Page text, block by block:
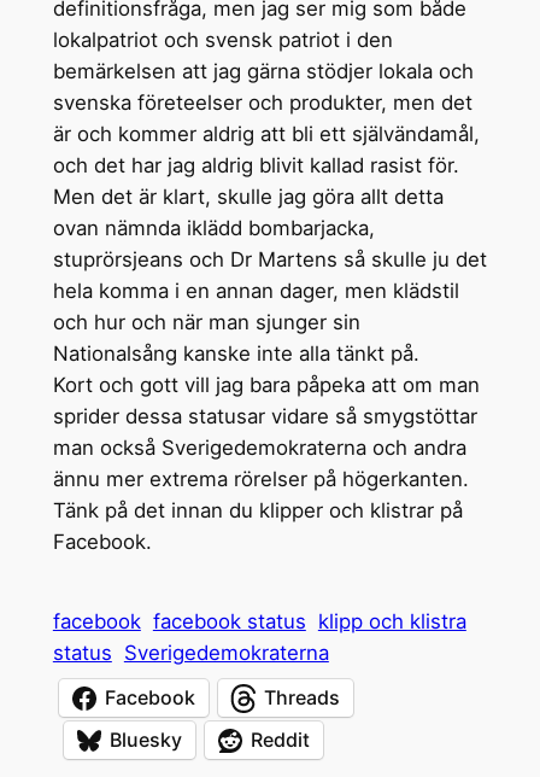
definitionsfråga, men jag ser mig som både
lokalpatriot och svensk patriot i den
bemärkelsen att jag gärna stödjer lokala och
svenska företeelser och produkter, men det
är och kommer aldrig att bli ett självändamål,
och det har jag aldrig blivit kallad rasist för.
Men det är klart, skulle jag göra allt detta
ovan nämnda iklädd bombarjacka,
stuprörsjeans och Dr Martens så skulle ju det
hela komma i en annan dager, men klädstil
och hur och när man sjunger sin
Nationalsång kanske inte alla tänkt på.
Kort och gott vill jag bara påpeka att om man
sprider dessa statusar vidare så smygstöttar
man också Sverigedemokraterna och andra
ännu mer extrema rörelser på högerkanten.
Tänk på det innan du klipper och klistrar på
Facebook.
facebook facebook status klipp och klistra
status Sverigedemokraterna
Facebook
Threads
Bluesky
Reddit